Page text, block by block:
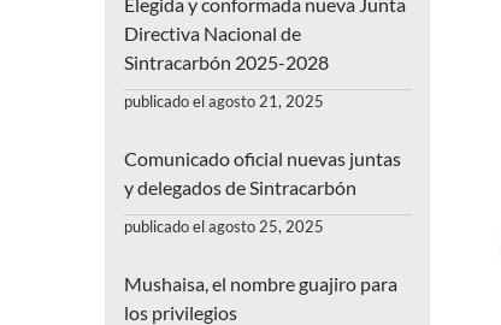
Directiva Nacional de
Sintracarbón 2025-2028
publicado el agosto 21, 2025
Comunicado oficial nuevas juntas
y delegados de Sintracarbón
publicado el agosto 25, 2025
Mushaisa, el nombre guajiro para
los privilegios